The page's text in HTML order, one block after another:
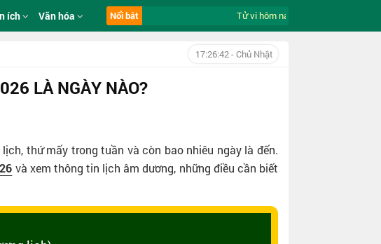
ích Văn hóa Nổi bật Tử vi hôm nay ngày 9/8/2026 của 12
17:26:43- Chủ Nhật
LÀ NGÀY NÀO?
thứ mấy trong tuần và còn bao nhiêu ngày là đến.
và xem thông tin lịch âm dương, những điều cần biết